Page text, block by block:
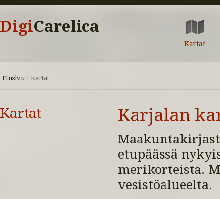
DigiCarelica
Kartat
Etusivu > Kartat
Kartat Karjalan
etupäässä
merikorteista.
vesistöalueelta.